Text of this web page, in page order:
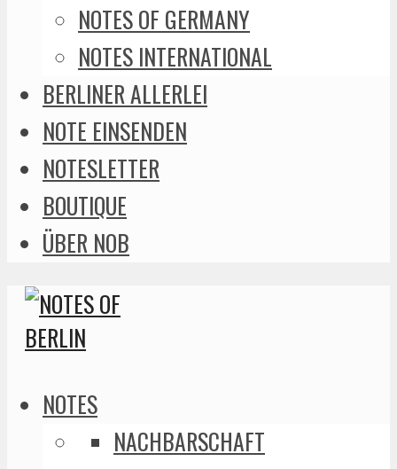
NOTES OF GERMANY
NOTES INTERNATIONAL
BERLINER ALLERLEI
NOTE EINSENDEN
NOTESLETTER
BOUTIQUE
ÜBER NOB
NOTES
NACHBARSCHAFT